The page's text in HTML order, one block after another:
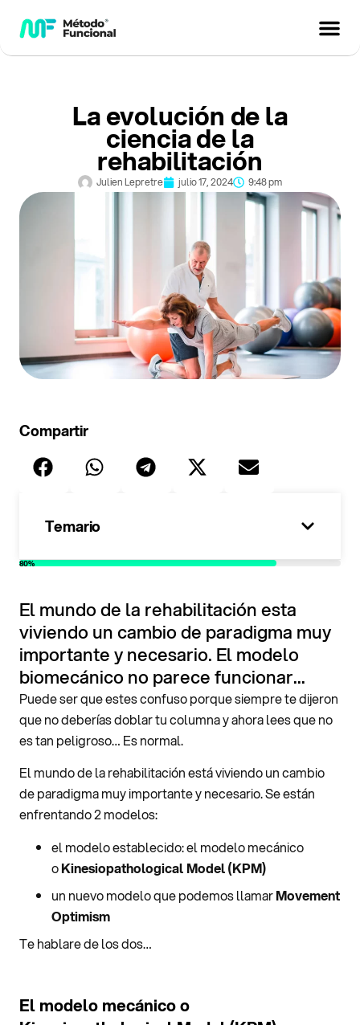
La evolución de la
ciencia de la
rehabilitación
Julien Lepretre julio 17, 2024 9:48 pm
El mundo de la rehabilitación esta
viviendo un cambio de paradigma muy
importante y necesario. El modelo
biomecánico no parece funcionar...
Puede ser que estes confuso porque siempre te dijeron
que no deberías doblar tu columna y ahora lees que no
es tan peligroso… Es normal.
El mundo de la rehabilitación está viviendo un cambio
de paradigma muy importante y necesario. Se están
enfrentando 2 modelos:
el modelo establecido: el modelo mecánico
oKinesiopathological Model (KPM)
un nuevo modelo que podemos llamarMovement
Optimism
Te hablare de los dos…
El modelo mecánico o
80%
Temario
Compartir